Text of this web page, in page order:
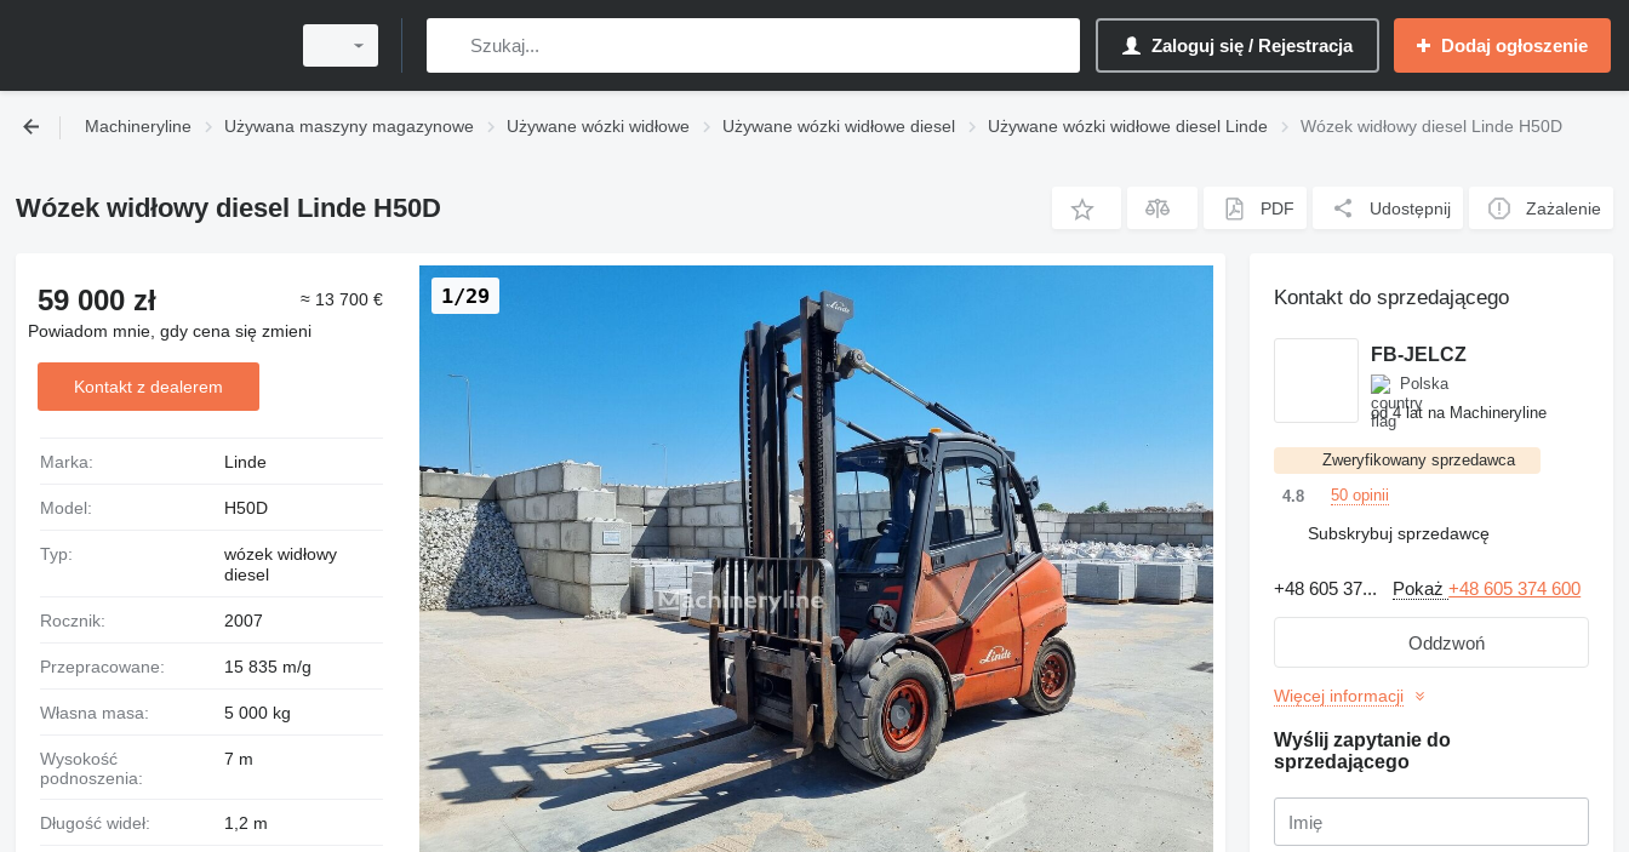
Zaloguj się / Rejestracja Dodaj ogłoszenie
Machineryline Używana maszyny magazynowe Używane wózki widłowe Używane wózki widłowe diesel Używane wózki widłowe diesel Linde Wózek widłowy diesel Linde H50D
Wózek widłowy diesel Linde H50D PDF Udostępnij Zażalenie
1/29
59 000 zł
≈ 13 700 €
Powiadom mnie, gdy cena się zmieni
Kontakt z dealerem
Marka: Linde
Model: H50D
Typ:
wózek widłowy
diesel
Rocznik: 2007
Przepracowane: 15 835 m/g
Własna masa: 5 000 kg
Wysokość
podnoszenia:
7 m
Długość wideł: 1,2 m
Kontakt do sprzedającego
FB-JELCZ
Polska
od 4 lat na Machineryline
Zweryfikowany sprzedawca
4.8
50 opinii
Subskrybuj sprzedawcę
+48 605 37... Pokaż+48 605 374 600
Oddzwoń
Więcej informacji
Wyślij zapytanie do
sprzedającego